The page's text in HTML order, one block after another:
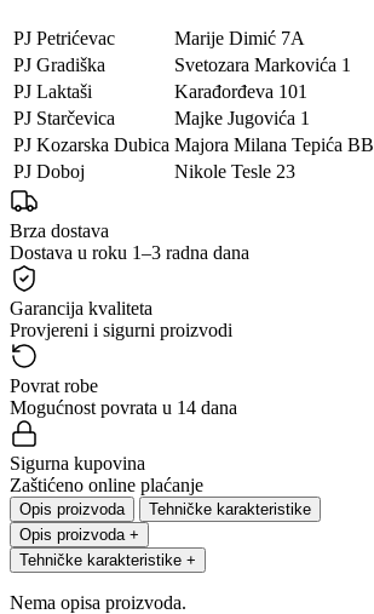
PJ Petrićevac Marije Dimić 7A
PJ Gradiška
Svetozara Markovića 1
PJ Laktaši
Karađorđeva 101
PJ Starčevica
Majke Jugovića 1
PJ Kozarska Dubica Majora Milana Tepića BB
PJ Doboj
Nikole Tesle 23
Brza dostava
Dostava u roku 1–3 radna dana
Garancija kvaliteta
Provjereni i sigurni proizvodi
Povrat robe
Mogućnost povrata u 14 dana
Sigurna kupovina
Zaštićeno online plaćanje
Opis proizvoda
Tehničke karakteristike
Opis proizvoda +
Tehničke karakteristike +
Nema opisa proizvoda.